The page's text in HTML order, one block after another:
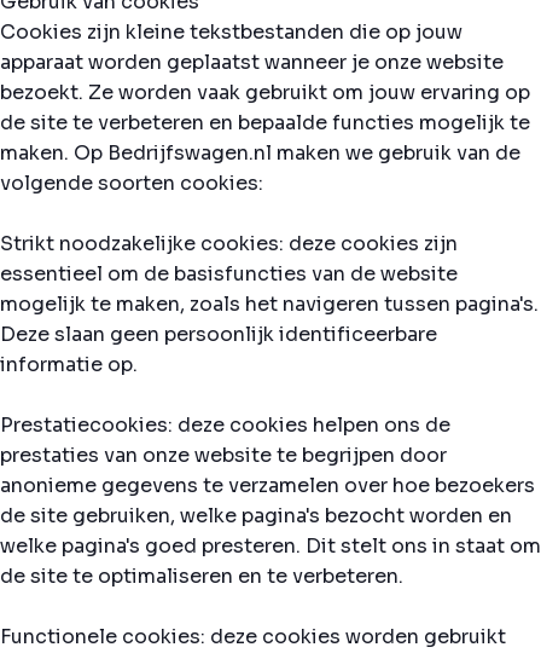
Cookies zijn kleine tekstbestanden die op jouw
apparaat worden geplaatst wanneer je onze website
bezoekt. Ze worden vaak gebruikt om jouw ervaring op
de site te verbeteren en bepaalde functies mogelijk te
maken. Op Bedrijfswagen.nl maken we gebruik van de
volgende soorten cookies:
Strikt noodzakelijke cookies: deze cookies zijn
essentieel om de basisfuncties van de website
mogelijk te maken, zoals het navigeren tussen pagina's.
Deze slaan geen persoonlijk identificeerbare
informatie op.
Prestatiecookies: deze cookies helpen ons de
prestaties van onze website te begrijpen door
anonieme gegevens te verzamelen over hoe bezoekers
de site gebruiken, welke pagina's bezocht worden en
welke pagina's goed presteren. Dit stelt ons in staat om
de site te optimaliseren en te verbeteren.
Functionele cookies: deze cookies worden gebruikt